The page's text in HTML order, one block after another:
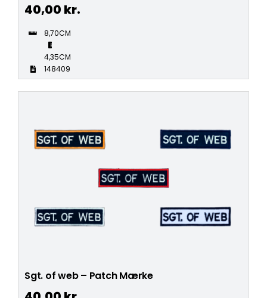
40,00 kr.
8,70CM
4,35CM
148409
Sgt. of web – Patch Mærke